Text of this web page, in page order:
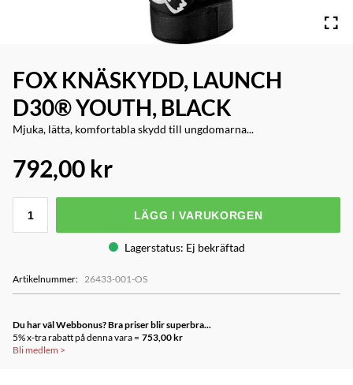
FOX KNÄSKYDD, LAUNCH
D30® YOUTH, BLACK
Mjuka, lätta, komfortabla skydd till ungdomarna...
792,00 kr
LÄGG I VARUKORGEN
Lagerstatus: Ej bekräftad
Artikelnummer: 26433-001-OS
Du har väl Webbonus? Bra priser blir superbra...
5% x-tra rabatt på denna vara = 753,00 kr
Bli medlem >